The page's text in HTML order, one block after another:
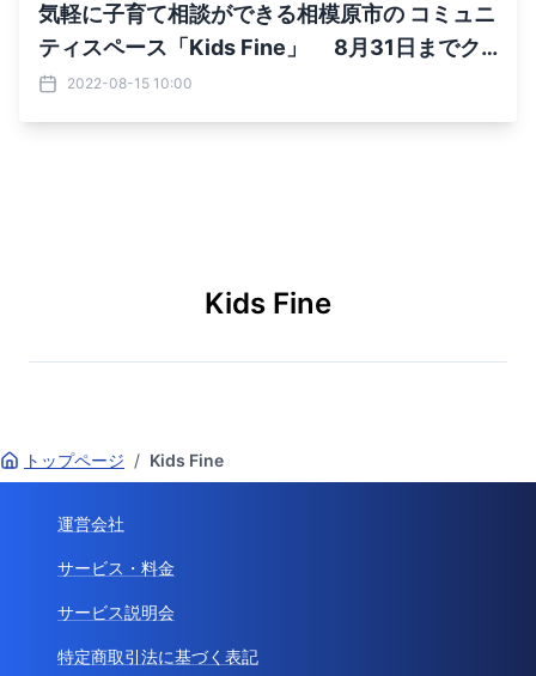
気軽に子育て相談ができる相模原市の コミュニ
ティスペース「Kids Fine」 8月31日までク
ラウドファンディングを実施
2022-08-15 10:00
Kids Fine
トップページ / Kids Fine
運営会社
サービス・料金
サービス説明会
特定商取引法に基づく表記